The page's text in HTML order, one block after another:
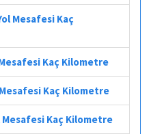
Mesafesi Kaç
Kaç Kilometre
Mesafesi Kaç Kilometre
Mesafesi Kaç Kilometre